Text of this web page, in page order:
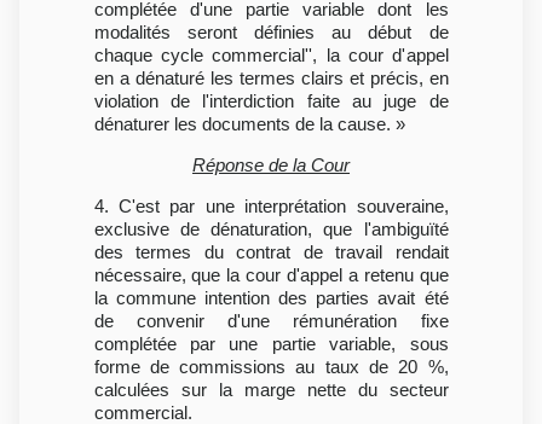
complétée d'une partie variable dont les
modalités seront définies au début de
chaque cycle commercial'', la cour d'appel
en a dénaturé les termes clairs et précis, en
violation de l'interdiction faite au juge de
dénaturer les documents de la cause. »
Réponse de la Cour
4. C'est par une interprétation souveraine,
exclusive de dénaturation, que l'ambiguïté
des termes du contrat de travail rendait
nécessaire, que la cour d'appel a retenu que
la commune intention des parties avait été
de convenir d'une rémunération fixe
complétée par une partie variable, sous
forme de commissions au taux de 20 %,
calculées sur la marge nette du secteur
commercial.